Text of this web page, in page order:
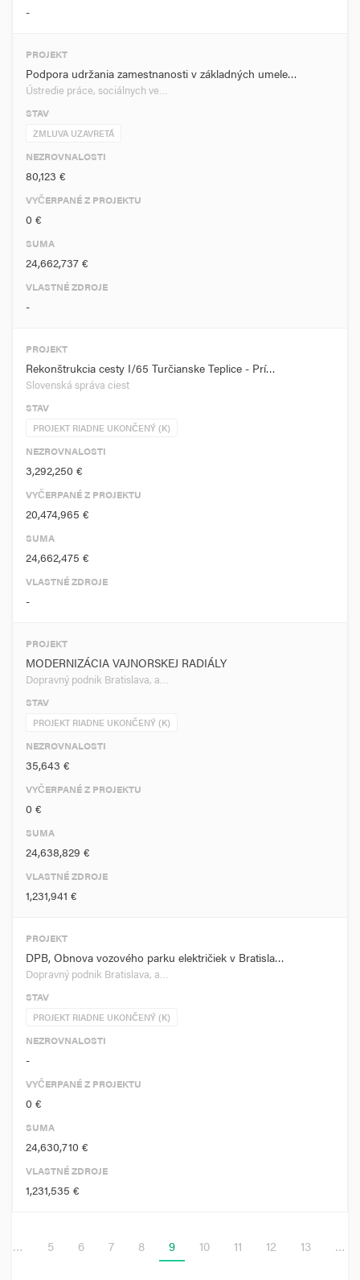
-
PROJEKT
Podpora udržania zamestnanosti v základných umele…
Ústredie práce, sociálnych ve…
STAV
ZMLUVA UZAVRETÁ
NEZROVNALOSTI
80,123 €
VYČERPANÉ Z PROJEKTU
0 €
SUMA
24,662,737 €
VLASTNÉ ZDROJE
-
PROJEKT
Rekonštrukcia cesty I/65 Turčianske Teplice - Prí…
Slovenská správa ciest
STAV
PROJEKT RIADNE UKONČENÝ (K)
NEZROVNALOSTI
3,292,250 €
VYČERPANÉ Z PROJEKTU
20,474,965 €
SUMA
24,662,475 €
VLASTNÉ ZDROJE
-
PROJEKT
MODERNIZÁCIA VAJNORSKEJ RADIÁLY
Dopravný podnik Bratislava, a…
STAV
PROJEKT RIADNE UKONČENÝ (K)
NEZROVNALOSTI
35,643 €
VYČERPANÉ Z PROJEKTU
0 €
SUMA
24,638,829 €
VLASTNÉ ZDROJE
1,231,941 €
PROJEKT
DPB, Obnova vozového parku električiek v Bratisla…
Dopravný podnik Bratislava, a…
STAV
PROJEKT RIADNE UKONČENÝ (K)
NEZROVNALOSTI
-
VYČERPANÉ Z PROJEKTU
0 €
SUMA
24,630,710 €
VLASTNÉ ZDROJE
1,231,535 €
… 5 6 7 8 9 10 11 12 13 …